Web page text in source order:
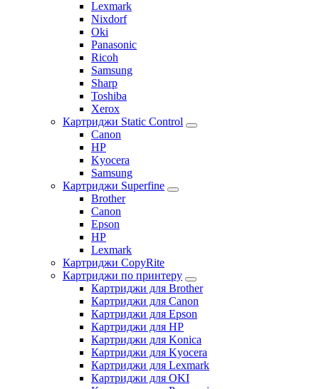
Lexmark
Nixdorf
Oki
Panasonic
Ricoh
Samsung
Sharp
Toshiba
Xerox
Картриджи Static Control
Canon
HP
Kyocera
Samsung
Картриджи Superfine
Brother
Canon
Epson
HP
Lexmark
Картриджи CopyRite
Картриджи по принтеру
Картриджи для Brother
Картриджи для Canon
Картриджи для Epson
Картриджи для HP
Картриджи для Konica
Картриджи для Kyocera
Картриджи для Lexmark
Картриджи для OKI